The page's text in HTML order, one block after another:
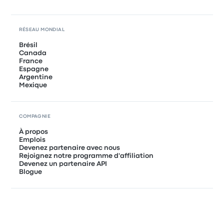
RÉSEAU MONDIAL
Brésil
Canada
France
Espagne
Argentine
Mexique
COMPAGNIE
À propos
Emplois
Devenez partenaire avec nous
Rejoignez notre programme d'affiliation
Devenez un partenaire API
Blogue